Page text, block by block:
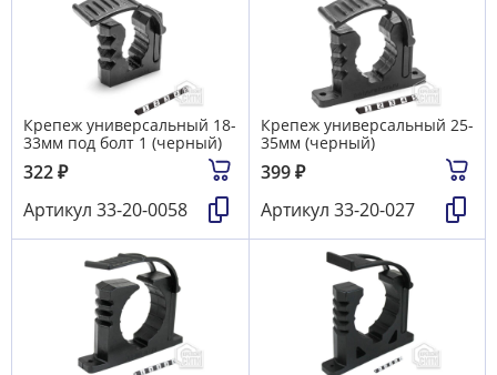
Крепеж универсальный 18-
33мм под болт 1 (черный)
322₽
Артикул 33-20-0058
Крепеж универсальный 25-
35мм (черный)
399₽
Артикул 33-20-027